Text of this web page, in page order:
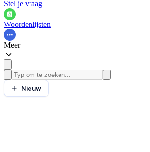
Stel je vraag
Woordenlijsten
Meer
Nieuw